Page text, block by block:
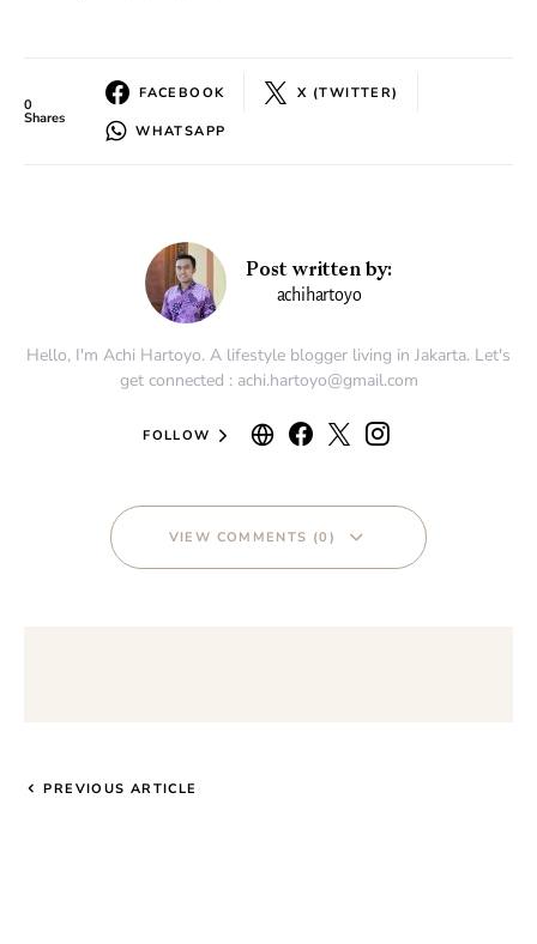
0
Shares
FACEBOOK X (TWITTER)
WHATSAPP
Post written by:
achihartoyo
Hello, I'm Achi Hartoyo. A lifestyle blogger living in Jakarta. Let's
get connected : achi.hartoyo@gmail.com
FOLLOW
VIEW COMMENTS (0)
PREVIOUS ARTICLE